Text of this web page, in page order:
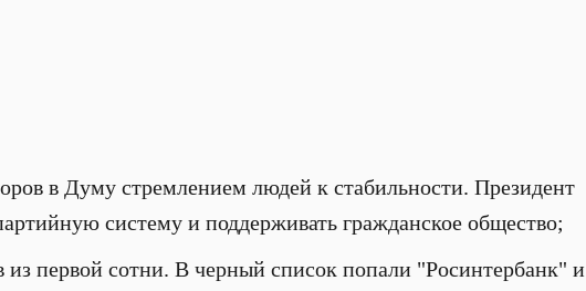
в Думу стремлением людей к стабильности. Президент
систему и поддерживать гражданское общество;
из первой сотни. В черный список попали "Росинтербанк" и